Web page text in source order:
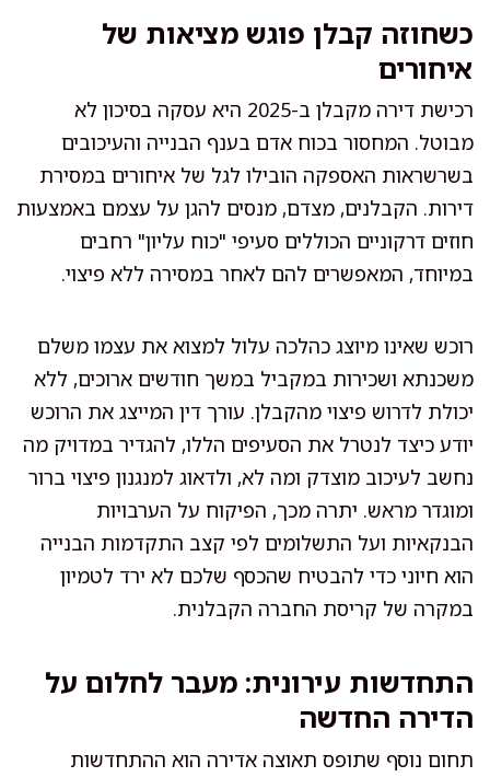
כשחוזה קבלן פוגש מציאות של
איחורים
רכישת דירה מקבלן ב-2025 היא עסקה בסיכון לא
מבוטל. המחסור בכוח אדם בענף הבנייה והעיכובים
בשרשראות האספקה הובילו לגל של איחורים במסירת
דירות. הקבלנים, מצדם, מנסים להגן על עצמם באמצעות
חוזים דרקוניים הכוללים סעיפי "כוח עליון" רחבים
במיוחד, המאפשרים להם לאחר במסירה ללא פיצוי.
רוכש שאינו מיוצג כהלכה עלול למצוא את עצמו משלם
משכנתא ושכירות במקביל במשך חודשים ארוכים, ללא
יכולת לדרוש פיצוי מהקבלן. עורך דין המייצג את הרוכש
יודע כיצד לנטרל את הסעיפים הללו, להגדיר במדויק מה
נחשב לעיכוב מוצדק ומה לא, ולדאוג למנגנון פיצוי ברור
ומוגדר מראש. יתרה מכך, הפיקוח על הערבויות
הבנקאיות ועל התשלומים לפי קצב התקדמות הבנייה
הוא חיוני כדי להבטיח שהכסף שלכם לא ירד לטמיון
במקרה של קריסת החברה הקבלנית.
התחדשות עירונית: מעבר לחלום על
הדירה החדשה
תחום נוסף שתופס תאוצה אדירה הוא ההתחדשות